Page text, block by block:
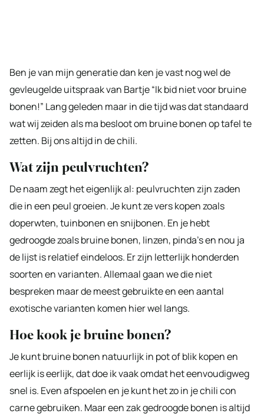
Ben je van mijn generatie dan ken je vast nog wel de
gevleugelde uitspraak van Bartje “Ik bid niet voor bruine
bonen!” Lang geleden maar in die tijd was dat standaard
wat wij zeiden als ma besloot om bruine bonen op tafel te
zetten. Bij ons altijd in de chili.
Wat zijn peulvruchten?
De naam zegt het eigenlijk al: peulvruchten zijn zaden
die in een peul groeien. Je kunt ze vers kopen zoals
doperwten, tuinbonen en snijbonen. En je hebt
gedroogde zoals bruine bonen, linzen, pinda’s en nou ja
de lijst is relatief eindeloos. Er zijn letterlijk honderden
soorten en varianten. Allemaal gaan we die niet
bespreken maar de meest gebruikte en een aantal
exotische varianten komen hier wel langs.
Hoe kook je bruine bonen?
Je kunt bruine bonen natuurlijk in pot of blik kopen en
eerlijk is eerlijk, dat doe ik vaak omdat het eenvoudigweg
snel is. Even afspoelen en je kunt het zo in je chili con
carne gebruiken. Maar een zak gedroogde bonen is altijd